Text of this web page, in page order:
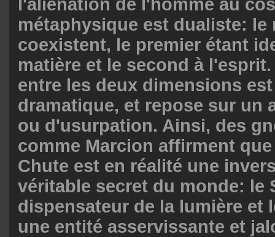
l'aliénation de l'homme au
métaphysique est dualiste: le
coexistent, le premier étant
matière et le second à
entre les deux dimensions
dramatique, et repose sur un
ou d'usurpation. Ainsi, des
comme Marcion affirment
Chute est en réalité une
véritable secret du monde: le
dispensateur de la lumière et
une entité asservissante et